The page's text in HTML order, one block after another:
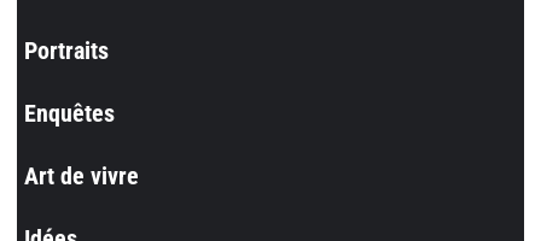
Portraits
Enquêtes
Art de vivre